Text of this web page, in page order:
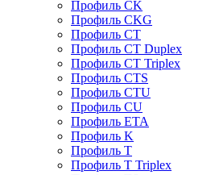
Профиль CK
Профиль CKG
Профиль CT
Профиль CT Duplex
Профиль CT Triplex
Профиль CTS
Профиль CTU
Профиль CU
Профиль ETA
Профиль K
Профиль T
Профиль T Triplex